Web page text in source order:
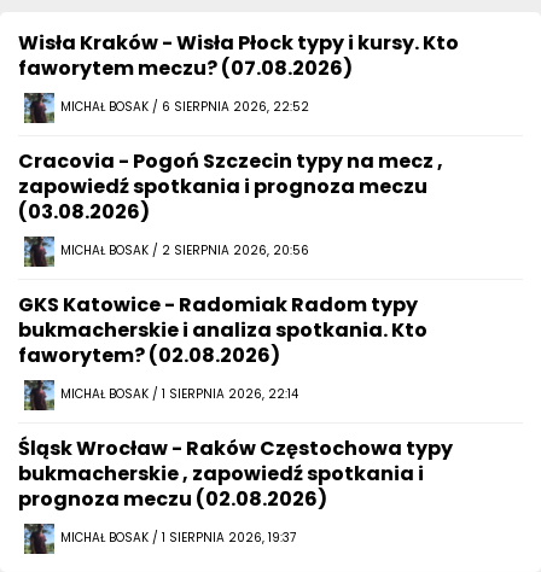
Wisła Kraków - Wisła Płock typy i kursy. Kto
faworytem meczu? (07.08.2026)
MICHAŁ BOSAK / 6 SIERPNIA 2026, 22:52
Cracovia - Pogoń Szczecin typy na mecz ,
zapowiedź spotkania i prognoza meczu
(03.08.2026)
MICHAŁ BOSAK / 2 SIERPNIA 2026, 20:56
GKS Katowice - Radomiak Radom typy
bukmacherskie i analiza spotkania. Kto
faworytem? (02.08.2026)
MICHAŁ BOSAK / 1 SIERPNIA 2026, 22:14
Śląsk Wrocław - Raków Częstochowa typy
bukmacherskie , zapowiedź spotkania i
prognoza meczu (02.08.2026)
MICHAŁ BOSAK / 1 SIERPNIA 2026, 19:37